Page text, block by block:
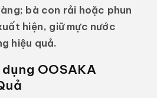
bà con rải hoặc phun
hiện, giữ mực nước
hiệu quả.
OOSAKA